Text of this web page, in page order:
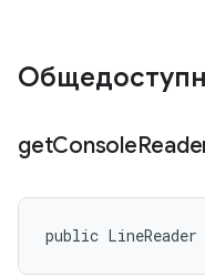
getConsole
public LineReader